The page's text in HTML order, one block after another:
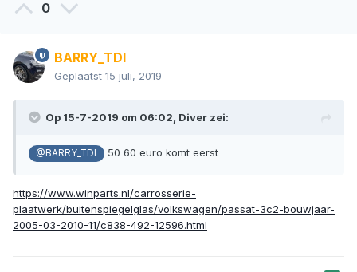
0
BARRY_TDI
Geplaatst 15 juli, 2019
Op 15-7-2019 om 06:02, Diver zei:
@BARRY_TDI 50 60 euro komt eerst
https://www.winparts.nl/carrosserie-
plaatwerk/buitenspiegelglas/volkswagen/passat-3c2-bouwjaar-
2005-03-2010-11/c838-492-12596.html